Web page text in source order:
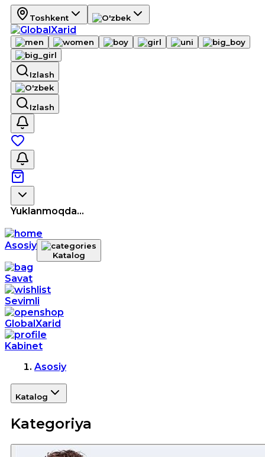
Toshkent
Izlash
Izlash
Yuklanmoqda...
Asosiy
Katalog
Savat
Sevimli
GlobalXarid
Kabinet
Asosiy
Katalog
Kategoriya